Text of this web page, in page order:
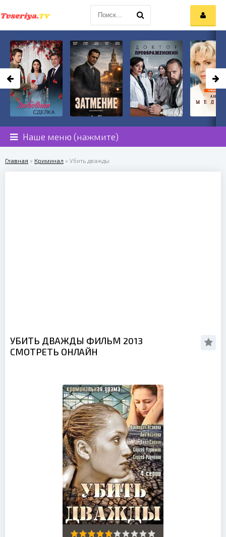
Наше меню (нажмите)
Главная » Криминал » Убить дважды
УБИТЬ ДВАЖДЫ ФИЛЬМ 2013
СМОТРЕТЬ ОНЛАЙН